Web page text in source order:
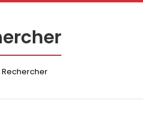
Rechercher